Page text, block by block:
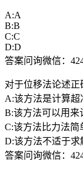
A:A
B:B
C:C
D:D
答案问询微信：
对于位移法论述正
A:该方法是计算
B:该方法可以用来
C:该方法比力法简
D:该方法不适于求
答案问询微信：